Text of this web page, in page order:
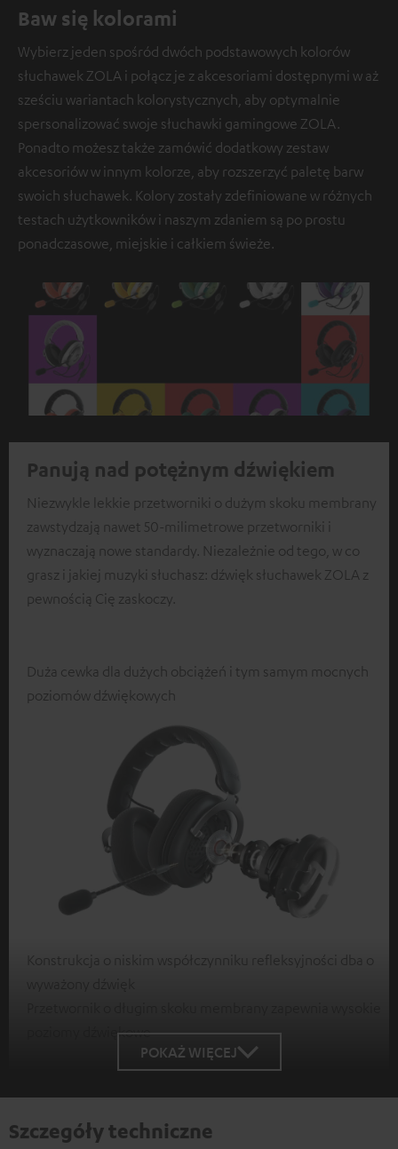
Baw się kolorami
Wybierz jeden spośród dwóch podstawowych kolorów
słuchawek ZOLA i połącz je z akcesoriami dostępnymi w aż
sześciu wariantach kolorystycznych, aby optymalnie
spersonalizować swoje słuchawki gamingowe ZOLA.
Ponadto możesz także zamówić dodatkowy zestaw
akcesoriów w innym kolorze, aby rozszerzyć paletę barw
swoich słuchawek. Kolory zostały zdefiniowane w różnych
testach użytkowników i naszym zdaniem są po prostu
ponadczasowe, miejskie i całkiem świeże.
Panują nad potężnym dźwiękiem
Niezwykle lekkie przetworniki o dużym skoku membrany
zawstydzają nawet 50-milimetrowe przetworniki i
wyznaczają nowe standardy. Niezależnie od tego, w co
grasz i jakiej muzyki słuchasz: dźwięk słuchawek ZOLA z
pewnością Cię zaskoczy.
Duża cewka dla dużych obciążeń i tym samym mocnych
poziomów dźwiękowych
Konstrukcja o niskim współczynniku refleksyjności dba o
poziomy dźwiękowe
POKAŻ WIĘCEJ
Szczegóły techniczne